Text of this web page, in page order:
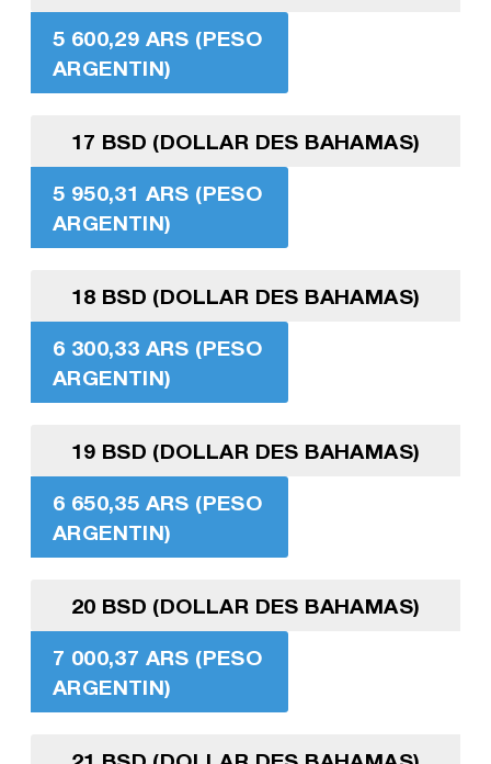
5 600,29 ARS (PESO
ARGENTIN)
17 BSD (DOLLAR DES BAHAMAS)
5 950,31 ARS (PESO
ARGENTIN)
18 BSD (DOLLAR DES BAHAMAS)
6 300,33 ARS (PESO
ARGENTIN)
19 BSD (DOLLAR DES BAHAMAS)
6 650,35 ARS (PESO
ARGENTIN)
20 BSD (DOLLAR DES BAHAMAS)
7 000,37 ARS (PESO
ARGENTIN)